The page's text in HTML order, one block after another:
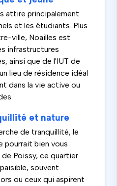
attire principalement
et les étudiants. Plus
ville, Noailles est
infrastructures
ainsi que de l'IUT de
lieu de résidence idéal
dans la vie active ou
et nature
de tranquillité, le
pourrait bien vous
Poissy, ce quartier
souvent
ou ceux qui aspirent